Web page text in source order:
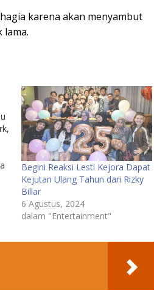
karena akan menyambut
lama.
Begini Reaksi Lesti Kejora Dapat
Kejutan Ulang Tahun dari Rizky
Billar
6 Agustus, 2024
dalam "Entertainment"